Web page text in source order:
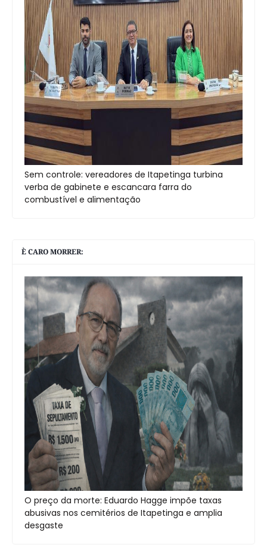
Sem controle: vereadores de Itapetinga turbina
verba de gabinete e escancara farra do
combustível e alimentação
È CARO MORRER:
O preço da morte: Eduardo Hagge impõe taxas
abusivas nos cemitérios de Itapetinga e amplia
desgaste